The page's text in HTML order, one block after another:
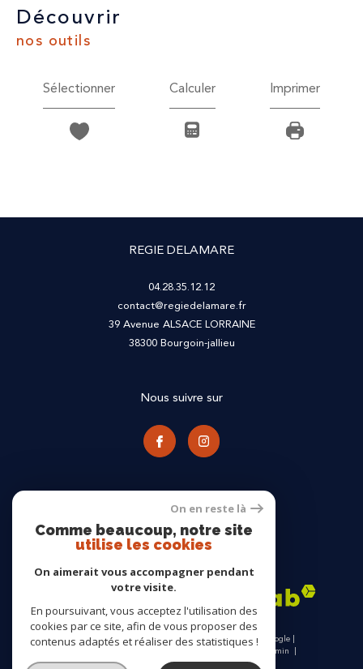
découvrir
nos outils
Sélectionner Calculer Imprimer
REGIE DELAMARE
04.28.35.12.12
contact@regiedelamare.fr
39 Avenue ALSACE LORRAINE
38300
bourgoin-jallieu
Nous suivre sur
© 2026 | Tous droits réservés | Traduction powered by Google |
Nos honoraires
Mentions légales
Admin
Nos partenaires
Politique RGPD Cookies
On en reste là
Comme beaucoup, notre site
utilise les cookies
On aimerait vous accompagner pendant
votre visite.
En poursuivant, vous acceptez l'utilisation des
cookies par ce site, afin de vous proposer des
contenus adaptés et réaliser des statistiques !